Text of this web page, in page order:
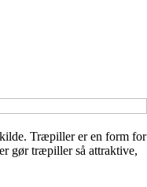
Træpiller er en form for
gør træpiller så attraktive,